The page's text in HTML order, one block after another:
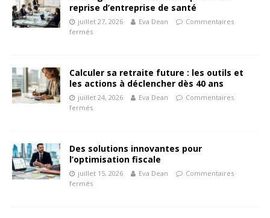
reprise d’entreprise de santé
juillet 27, 2026 Eva Dean
Commentaires
fermés
Calculer sa retraite future : les outils et
les actions à déclencher dès 40 ans
juillet 24, 2026 Eva Dean
Commentaires
fermés
Des solutions innovantes pour
l’optimisation fiscale
juillet 15, 2026 Eva Dean
Commentaires
fermés